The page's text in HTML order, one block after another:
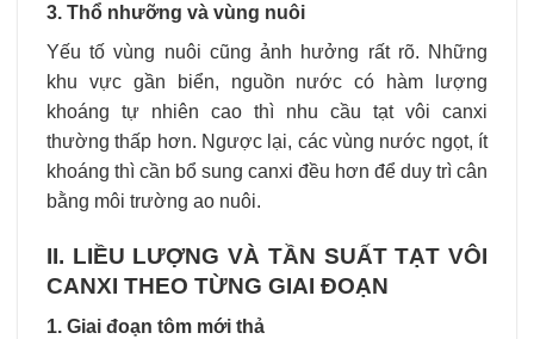
3. Thổ nhưỡng và vùng nuôi
Yếu tố vùng nuôi cũng ảnh hưởng rất rõ. Những
khu vực gần biển, nguồn nước có hàm lượng
khoáng tự nhiên cao thì nhu cầu tạt vôi canxi
thường thấp hơn. Ngược lại, các vùng nước ngọt, ít
khoáng thì cần bổ sung canxi đều hơn để duy trì cân
bằng môi trường ao nuôi.
II. LIỀU LƯỢNG VÀ TẦN SUẤT TẠT VÔI
CANXI THEO TỪNG GIAI ĐOẠN
1. Giai đoạn tôm mới thả